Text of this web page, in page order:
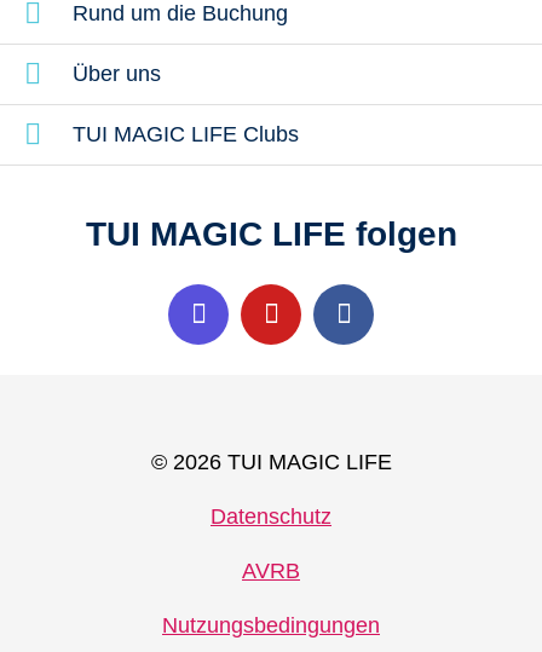
Rund um die Buchung
Über uns
TUI MAGIC LIFE Clubs
TUI MAGIC LIFE folgen
© 2026 TUI MAGIC LIFE
Datenschutz
AVRB
Nutzungsbedingungen